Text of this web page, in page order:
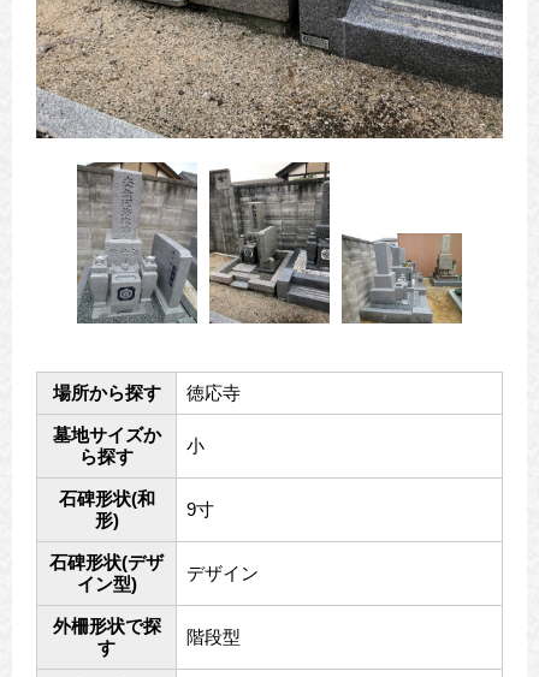
場所から探す 徳応寺
墓地サイズか
ら探す
小
石碑形状(和
形)
9寸
石碑形状(デザ
イン型)
デザイン
外柵形状で探
す
階段型